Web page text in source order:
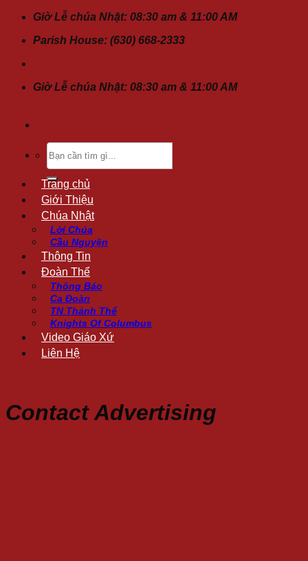
ChuyểnGiờ Lễ chúa Nhật: 08:30 am & 11:00 AM
Parish House: (630) 668-2333
Giờ Lễ chúa Nhật: 08:30 am & 11:00 AM
Tìm
kiếm:
Trang chủ
Giới Thiệu
Chúa Nhật
Lời Chúa
Cầu Nguyện
Thông Tin
Đoàn Thể
Thông Báo
Ca Đoàn
TN Thánh Thể
Knights Of Columbus
Video Giáo Xứ
Liên Hệ
Contact Advertising